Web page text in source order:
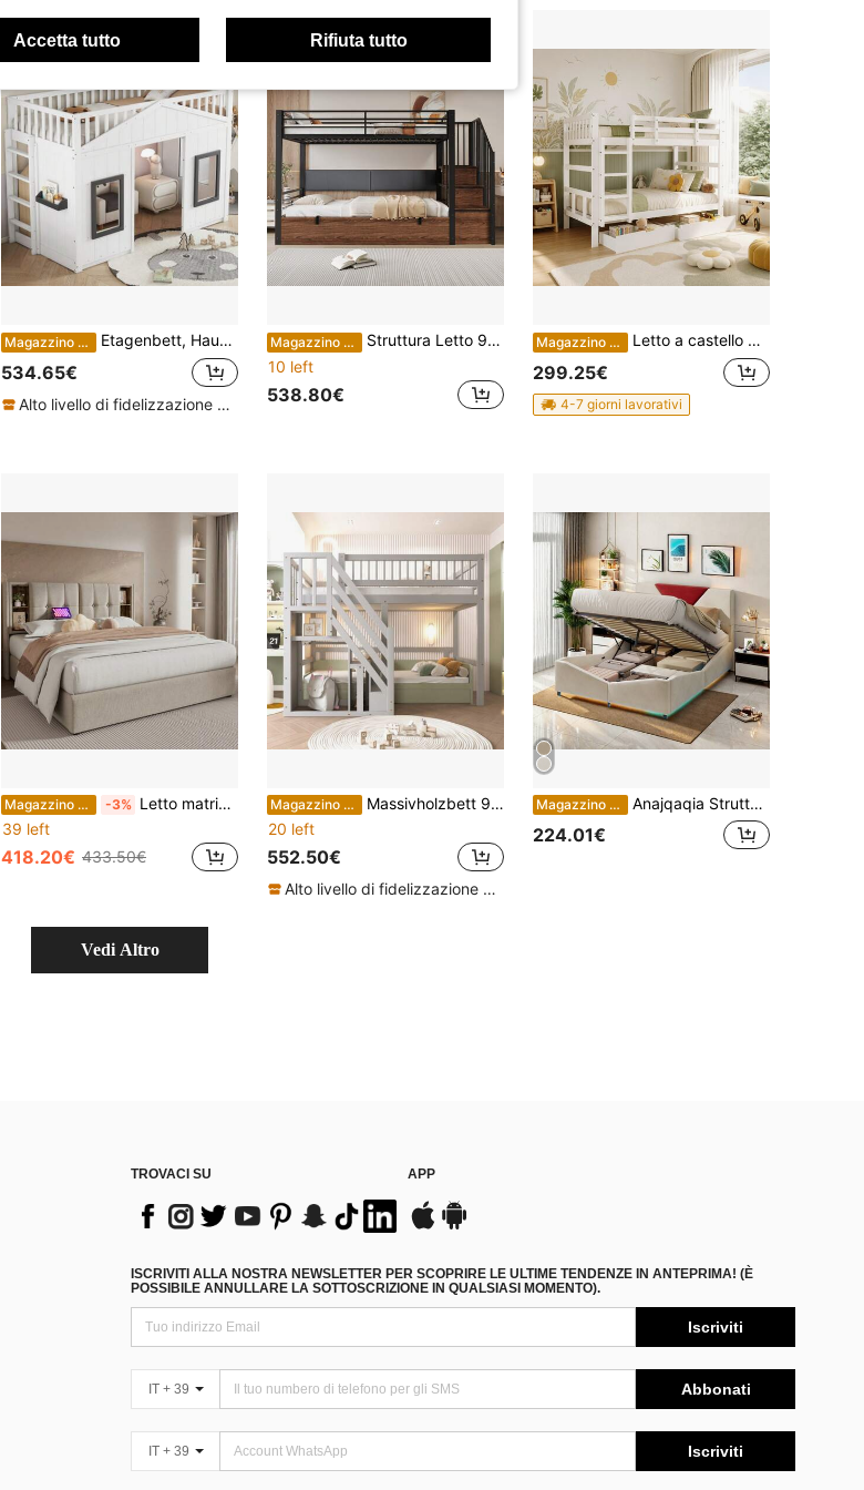
Magazzino EU Etagenbett, Hausbett, mit Treppe, mit Fallschutz und Gitter, Kinderbett mit Fenster, Frei gestaltetes Unterbett, Rahmen aus Kiefer, Kiefer+MDF, Bianco, 90x200cm
534.65€
Alto livello di fidelizzazione dei clienti
Magazzino EU
Struttura Letto 90 x 200 cm - Bianco con Schienale in PU
10 left
538.80€
Magazzino EU Letto a castello per bambini ZSSWSS 90x200 cm, 2 cassetti, letto a soppalco per 2 bambini, 2 letti singoli, struttura in legno massello, base a doghe, bianco
299.25€
4-7 giorni lavorativi
Magazzino EU -3% Letto matrimoniale con ricarica wireless USB-C, struttura imbottita 180x200cm, struttura con contenitore, rete a doghe in legno - lino naturale
39 left
418.20€ 433.50€
Magazzino EU
Massivholzbett 90*200, Treppe mit Aufbewahrungsschrank, Kinderbett, Jugendbett, Einzelbett, Massivholzrahmen, hohe Ausführung, grau
20 left
552.50€
Alto livello di fidelizzazione dei clienti
Magazzino EU Anajqaqia Struttura letto per adulti, letto matrimoniale 140/160 x 190/200 cm, letto imbottito, letto contenitore idraulico, materasso ad aria con vano contenitore sotto il letto, elegante e delicato telaio letto per ragazzi, senza cassetti
224.01€
Vedi Altro
TROVACI SU APP
ISCRIVITI ALLA NOSTRA NEWSLETTER PER SCOPRIRE LE ULTIME TENDENZE IN ANTEPRIMA! (È
POSSIBILE ANNULLARE LA SOTTOSCRIZIONE IN QUALSIASI MOMENTO).
Iscriviti
IT + 39 Abbonati
IT + 39 Iscriviti
Accetta tutto Rifiuta tutto